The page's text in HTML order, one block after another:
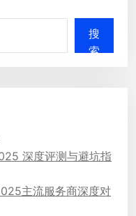
搜
索
深度评测与避坑指
主流服务商深度对